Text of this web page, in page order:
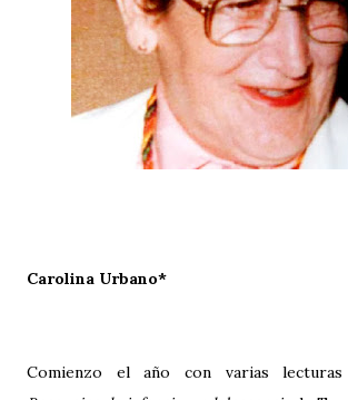
Carolina Urbano*
Comienzo el año con varias lecturas